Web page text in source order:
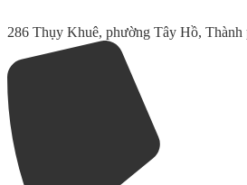
286 Thụy Khuê, phường Tây Hồ, Thành